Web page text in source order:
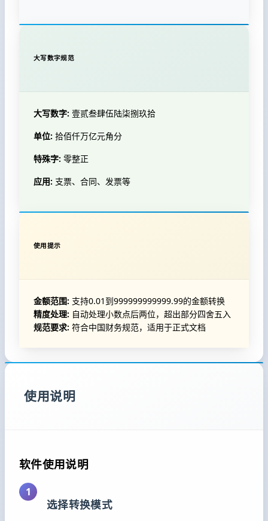
大写数字规范
大写数字: 壹贰叁肆伍陆柒捌玖拾
单位: 拾佰仟万亿元角分
特殊字: 零整正
应用: 支票、合同、发票等
使用提示
金额范围: 支持0.01到999999999999.99的金额转换
精度处理: 自动处理小数点后两位，超出部分四舍五入
规范要求: 符合中国财务规范，适用于正式文档
使用说明
软件使用说明
1
选择转换模式